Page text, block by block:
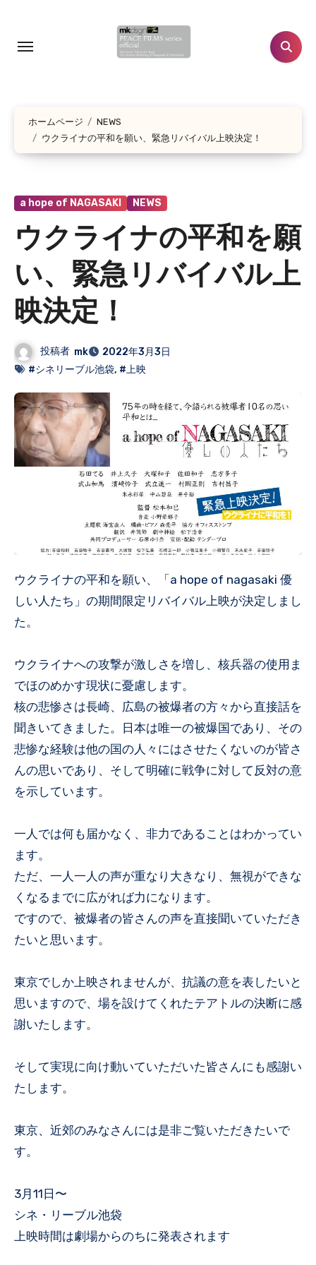
ホームページ
NEWS
ウクライナの平和を願い、緊急リバイバル上映決定！
a hope of NAGASAKI NEWS
ウクライナの平和を願
い、緊急リバイバル上
映決定！
投稿者 mk
2022年3月3日
#シネリーブル池袋, #上映
ウクライナの平和を願い、「a hope of nagasaki 優
しい人たち」の期間限定リバイバル上映が決定しまし
た。
ウクライナへの攻撃が激しさを増し、核兵器の使用ま
でほのめかす現状に憂慮します。
核の悲惨さは長崎、広島の被爆者の方々から直接話を
聞きいてきました。日本は唯一の被爆国であり、その
悲惨な経験は他の国の人々にはさせたくないのが皆さ
んの思いであり、そして明確に戦争に対して反対の意
を示しています。
一人では何も届かなく、非力であることはわかってい
ます。
ただ、一人一人の声が重なり大きなり、無視ができな
くなるまでに広がれば力になります。
ですので、被爆者の皆さんの声を直接聞いていただき
たいと思います。
東京でしか上映されませんが、抗議の意を表したいと
思いますので、場を設けてくれたテアトルの決断に感
謝いたします。
そして実現に向け動いていただいた皆さんにも感謝い
たします。
東京、近郊のみなさんには是非ご覧いただきたいで
す。
3月11日〜
シネ・リーブル池袋
上映時間は劇場からのちに発表されます